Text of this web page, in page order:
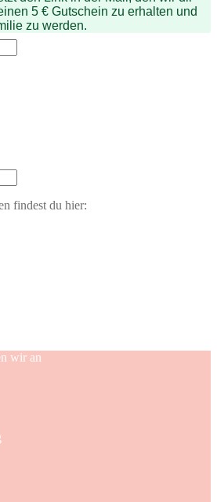
5 € Gutschein zu erhalten und
zu werden.
findest du hier:
wir an